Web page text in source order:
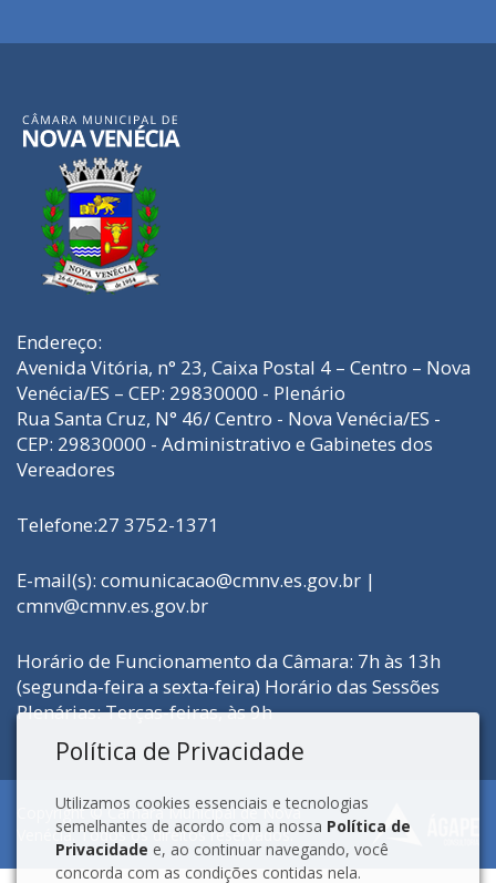
Endereço:
Avenida Vitória, n° 23, Caixa Postal 4 – Centro – Nova
Venécia/ES – CEP: 29830000 - Plenário
Rua Santa Cruz, N° 46/ Centro - Nova Venécia/ES -
CEP: 29830000 - Administrativo e Gabinetes dos
Vereadores
Telefone:27 3752-1371
E-mail(s): comunicacao@cmnv.es.gov.br |
cmnv@cmnv.es.gov.br
Horário de Funcionamento da Câmara: 7h às 13h
(segunda-feira a sexta-feira) Horário das Sessões
Plenárias: Terças-feiras, às 9h
Copyright © Câmara Municipal de Nova
Venécia. Todos os direitos reservados.
Política de Privacidade
Utilizamos cookies essenciais e tecnologias
semelhantes de acordo com a nossa Política de
Privacidade e, ao continuar navegando, você
concorda com as condições contidas nela.